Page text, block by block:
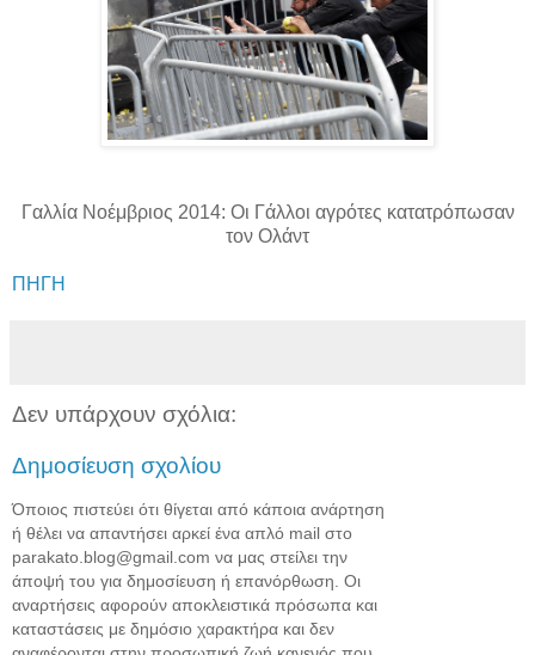
Γαλλία Νοέμβριος 2014: Οι Γάλλοι αγρότες κατατρόπωσαν
τον Ολάντ
ΠΗΓΗ
Δεν υπάρχουν σχόλια:
Δημοσίευση σχολίου
Όποιος πιστεύει ότι θίγεται από κάποια ανάρτηση
ή θέλει να απαντήσει αρκεί ένα απλό mail στο
parakato.blog@gmail.com να μας στείλει την
άποψή του για δημοσίευση ή επανόρθωση. Οι
αναρτήσεις αφορούν αποκλειστικά πρόσωπα και
καταστάσεις με δημόσιο χαρακτήρα και δεν